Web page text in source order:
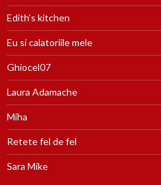
Edith's kitchen
Eu si calatoriile mele
Ghiocel07
Laura Adamache
Miha
Retete fel de fel
Sara Mike